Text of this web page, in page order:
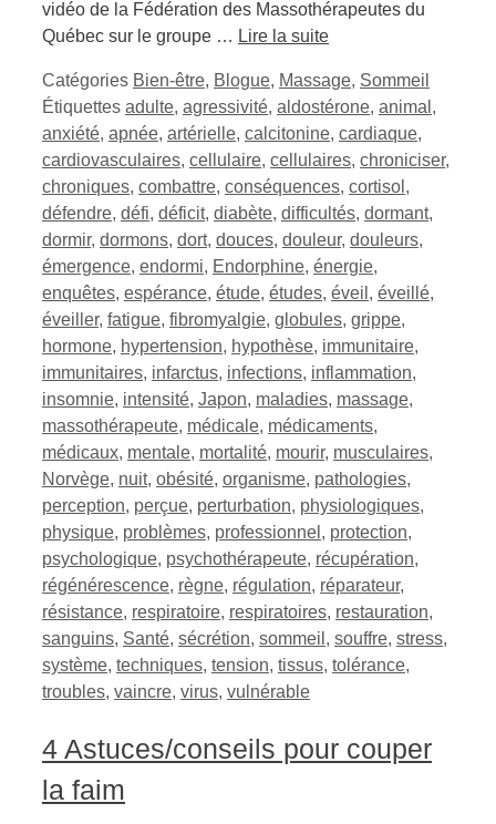
vidéo de la Fédération des Massothérapeutes du
Québec sur le groupe … Lire la suite
Catégories Bien-être, Blogue, Massage, Sommeil
Étiquettes adulte, agressivité, aldostérone, animal ,
anxiété, apnée, artérielle, calcitonine, cardiaque,
cardiovasculaires, cellulaire, cellulaires, chroniciser,
chroniques, combattre, conséquences, cortisol ,
défendre, défi, déficit, diabète, difficultés, dormant,
dormir, dormons, dort, douces, douleur, douleurs,
émergence, endormi, Endorphine, énergie,
enquêtes, espérance, étude, études, éveil , éveillé,
éveiller, fatigue, fibromyalgie, globules, grippe,
hormone, hypertension, hypothèse, immunitaire,
immunitaires, infarctus, infections, inflammation,
insomnie, intensité, Japon, maladies, massage,
massothérapeute, médicale, médicaments,
médicaux, mentale, mortalité, mourir, musculaires,
Norvège, nuit, obésité, organisme, pathologies,
perception, perçue, perturbation, physiologiques,
physique, problèmes, professionnel , protection,
psychologique, psychothérapeute, récupération,
régénérescence, règne, régulation, réparateur,
résistance, respiratoire, respiratoires, restauration,
sanguins, Santé, sécrétion, sommeil , souffre, stress,
système, techniques, tension, tissus, tolérance,
troubles, vaincre, virus, vulnérable
4 Astuces/conseils pour couper
la faim